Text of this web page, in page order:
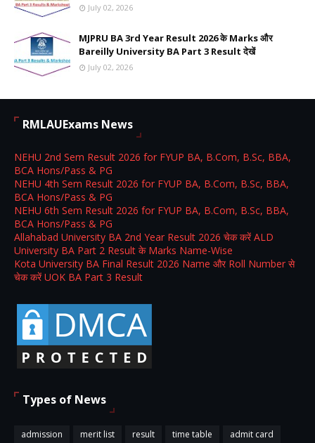
July 02, 2026
MJPRU BA 3rd Year Result 2026 के Marks और
Bareilly University BA Part 3 Result देखें
July 02, 2026
RMLAUExams News
NEHU 2nd Sem Result 2026 for FYUP BA, B.Com, B.Sc, BBA,
BCA Hons/Pass & PG
NEHU 4th Sem Result 2026 for FYUP BA, B.Com, B.Sc, BBA,
BCA Hons/Pass & PG
NEHU 6th Sem Result 2026 for FYUP BA, B.Com, B.Sc, BBA,
BCA Hons/Pass & PG
Allahabad University BA 2nd Year Result 2026 चेक करें ALD
University BA Part 2 Result के Marks Name-Wise
Kota University BA Final Result 2026 Name और Roll Number से
चेक करें UOK BA Part 3 Result
Types of News
admission merit list result time table
admit card